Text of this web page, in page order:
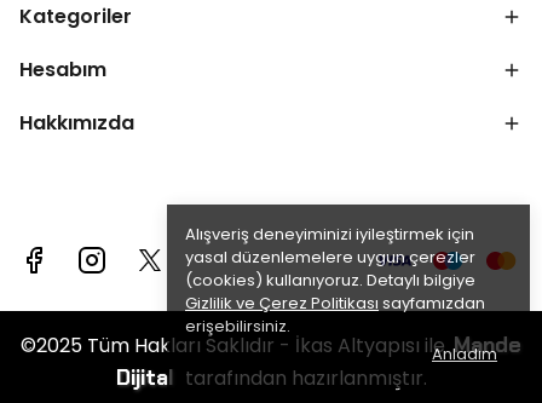
Alışveriş deneyiminizi iyileştirmek için
yasal düzenlemelere uygun çerezler
(cookies) kullanıyoruz. Detaylı bilgiye
Gizlilik ve Çerez Politikası sayfamızdan
erişebilirsiniz.
Anladım
Kategoriler
Hesabım
Hakkımızda
©2025 Tüm Hakları Saklıdır - İkas Altyapısı ileMande
Dijital tarafından hazırlanmıştır.